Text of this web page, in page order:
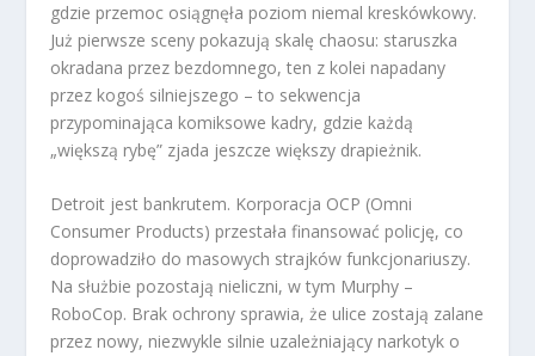
gdzie przemoc osiągnęła poziom niemal kreskówkowy.
Już pierwsze sceny pokazują skalę chaosu: staruszka
okradana przez bezdomnego, ten z kolei napadany
przez kogoś silniejszego – to sekwencja
przypominająca komiksowe kadry, gdzie każdą
„większą rybę” zjada jeszcze większy drapieżnik.
Detroit jest bankrutem. Korporacja OCP (Omni
Consumer Products) przestała finansować policję, co
doprowadziło do masowych strajków funkcjonariuszy.
Na służbie pozostają nieliczni, w tym Murphy –
RoboCop. Brak ochrony sprawia, że ulice zostają zalane
przez nowy, niezwykle silnie uzależniający narkotyk o